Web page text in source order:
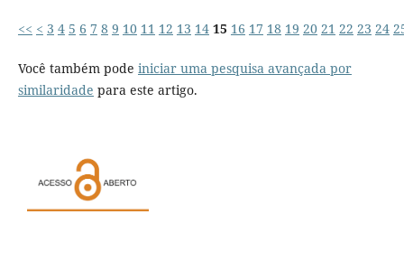
<< < 3 4 5 6 7 8 9 10 11 12 13 14 15 16 17 18 19 20 21 22 23 24
Você também pode iniciar uma pesquisa avançada por
similaridade para este artigo.